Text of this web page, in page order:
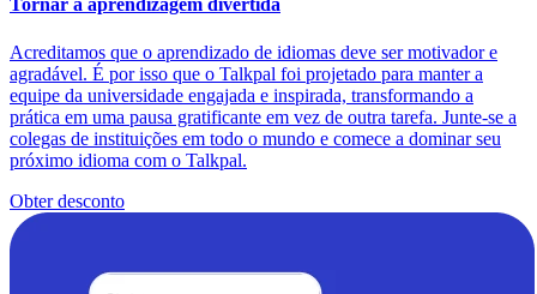
Tornar a aprendizagem divertida
Acreditamos que o aprendizado de idiomas deve ser motivador e
agradável. É por isso que o Talkpal foi projetado para manter a
equipe da universidade engajada e inspirada, transformando a
prática em uma pausa gratificante em vez de outra tarefa. Junte-se a
colegas de instituições em todo o mundo e comece a dominar seu
próximo idioma com o Talkpal.
Obter desconto